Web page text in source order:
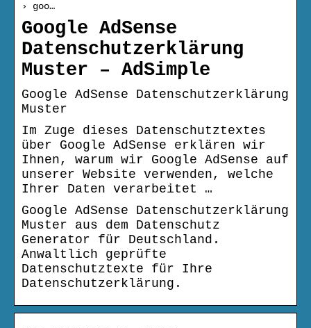
› goo…
Google AdSense
Datenschutzerklärung
Muster – AdSimple
Google AdSense Datenschutzerklärung
Muster
Im Zuge dieses Datenschutztextes
über Google AdSense erklären wir
Ihnen, warum wir Google AdSense auf
unserer Website verwenden, welche
Ihrer Daten verarbeitet …
Google AdSense Datenschutzerklärung
Muster aus dem Datenschutz
Generator für Deutschland.
Anwaltlich geprüfte
Datenschutztexte für Ihre
Datenschutzerklärung.